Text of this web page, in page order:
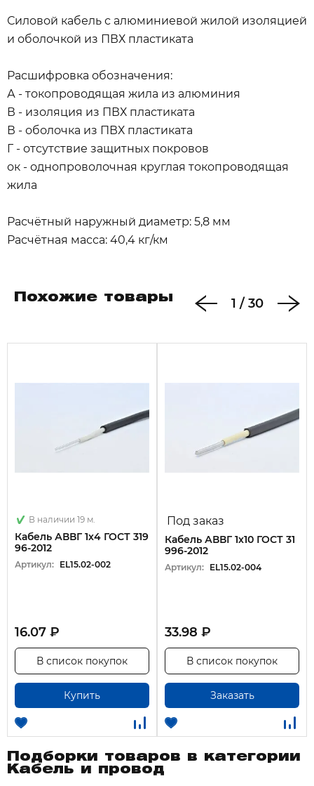
Силовой кабель с алюминиевой жилой изоляцией
и оболочкой из ПВХ пластиката
Расшифровка обозначения:
А - токопроводящая жила из алюминия
В - изоляция из ПВХ пластиката
В - оболочка из ПВХ пластиката
Г - отсутствие защитных покровов
ок - однопроволочная круглая токопроводящая
жила
Расчётный наружный диаметр: 5,8 мм
Расчётная масса: 40,4 кг/км
Похожие товары 1 / 30
В наличии 19 м.
Кабель АВВГ 1х4 ГОСТ 319
96-2012
Артикул: EL15.02-002
16.07 ₽
Купить
В список покупок
Под заказ
Кабель АВВГ 1х10 ГОСТ 31
996-2012
Артикул: EL15.02-004
33.98 ₽
Заказать
В список покупок
Подборки товаров в категории
Кабель и провод